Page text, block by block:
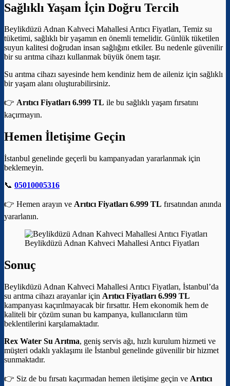
Sağlıklı Yaşam İçin Doğru Tercih
Beylikdüzü Adnan Kahveci Mahallesi Arıtıcı Fiyatları, Temiz su
tüketimi, sağlıklı bir yaşamın en önemli temelidir. Günlük tüketilen
suyun kalitesi doğrudan insan sağlığını etkiler. Bu nedenle güvenilir
bir su arıtma cihazı kullanmak büyük önem taşır.
Su arıtma cihazı sayesinde hem kendiniz hem de aileniz için sağlıklı
bir yaşam alanı oluşturabilirsiniz.
👉 Arıtıcı Fiyatları 6.999 TL ile bu sağlıklı yaşam fırsatını
kaçırmayın.
Hemen İletişime Geçin
İstanbul genelinde geçerli bu kampanyadan yararlanmak için
beklemeyin.
📞 05010005316
👉 Hemen arayın ve Arıtıcı Fiyatları 6.999 TL fırsatından anında
yararlanın.
Beylikdüzü Adnan Kahveci Mahallesi Arıtıcı Fiyatları
Sonuç
Beylikdüzü Adnan Kahveci Mahallesi Arıtıcı Fiyatları, İstanbul’da
su arıtma cihazı arayanlar için Arıtıcı Fiyatları 6.999 TL
kampanyası kaçırılmayacak bir fırsattır. Hem ekonomik hem de
kaliteli bir çözüm sunan bu kampanya, kullanıcıların tüm
beklentilerini karşılamaktadır.
Rex Water Su Arıtma, geniş servis ağı, hızlı kurulum hizmeti ve
müşteri odaklı yaklaşımı ile İstanbul genelinde güvenilir bir hizmet
sunmaktadır.
👉 Siz de bu fırsatı kaçırmadan hemen iletişime geçin ve Arıtıcı